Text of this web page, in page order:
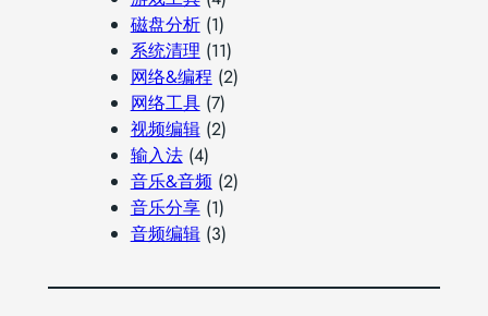
磁盘分析(1)
系统清理(11)
网络&编程(2)
网络工具(7)
视频编辑(2)
输入法(4)
音乐&音频 (2)
音乐分享(1)
音频编辑(3)